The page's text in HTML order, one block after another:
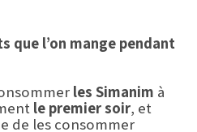
que l’on mange pendant
les Simanim à
le premier soir, et
de les consommer